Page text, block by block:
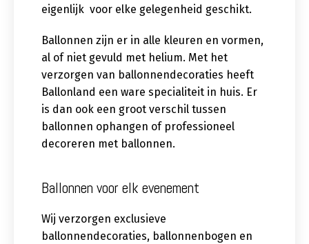
eigenlijk voor elke gelegenheid geschikt.
Ballonnen zijn er in alle kleuren en vormen,
al of niet gevuld met helium. Met het
verzorgen van ballonnendecoraties heeft
Ballonland een ware specialiteit in huis. Er
is dan ook een groot verschil tussen
ballonnen ophangen of professioneel
decoreren met ballonnen.
Ballonnen voor elk evenement
Wij verzorgen exclusieve
ballonnendecoraties, ballonnenbogen en